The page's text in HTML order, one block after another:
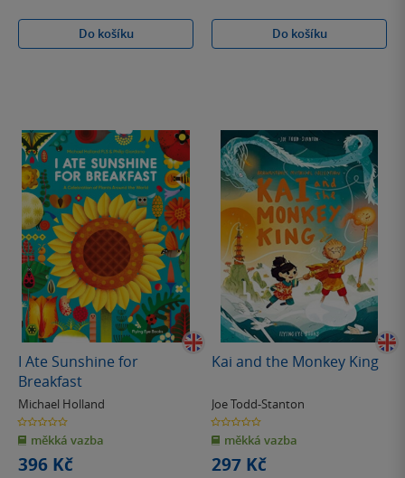
Do košíku Do košíku
I Ate Sunshine for
Breakfast
Michael Holland
0.0
z
5
hvězdiček
měkká vazba
396 Kč
Kai and the Monkey King
Joe Todd-Stanton
0.0
z
5
hvězdiček
měkká vazba
297 Kč